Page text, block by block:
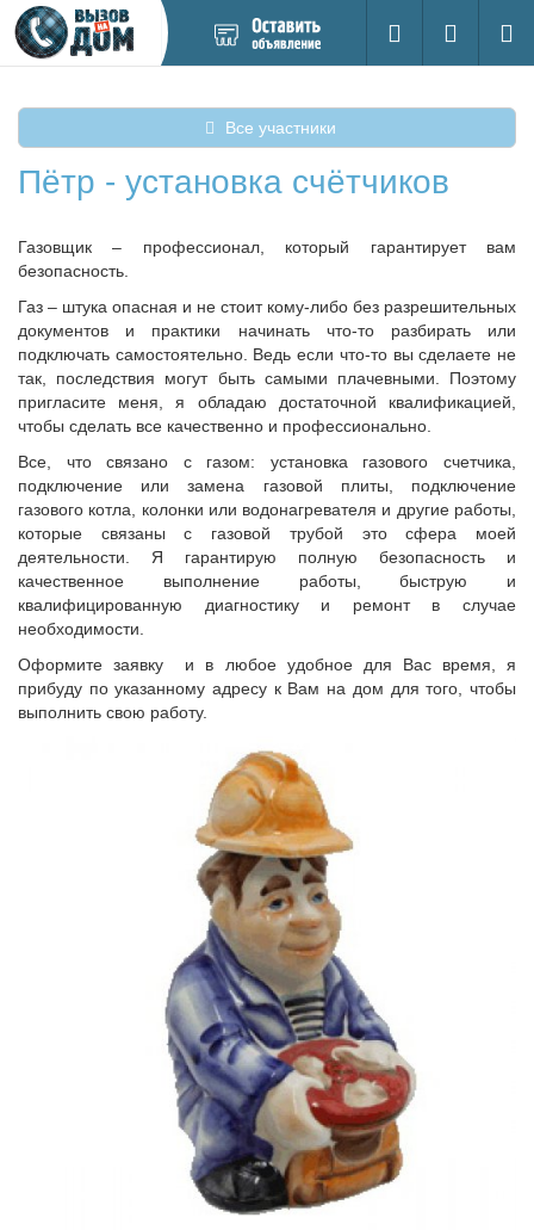
новое
Поиск
Вход на
Все участники
Пётр - установка счётчиков
Газовщик – профессионал, который гарантирует вам
безопасность.
Газ – штука опасная и не стоит кому-либо без разрешительных
документов и практики начинать что-то разбирать или
подключать самостоятельно. Ведь если что-то вы сделаете не
так, последствия могут быть самыми плачевными. Поэтому
пригласите меня, я обладаю достаточной квалификацией,
чтобы сделать все качественно и профессионально.
Все, что связано с газом: установка газового счетчика,
подключение или замена газовой плиты, подключение
газового котла, колонки или водонагревателя и другие работы,
которые связаны с газовой трубой это сфера моей
деятельности. Я гарантирую полную безопасность и
качественное выполнение работы, быструю и
квалифицированную диагностику и ремонт в случае
необходимости.
Оформите заявку
и в любое удобное для Вас время, я
прибуду по указанному адресу к Вам на дом для того, чтобы
выполнить свою работу.